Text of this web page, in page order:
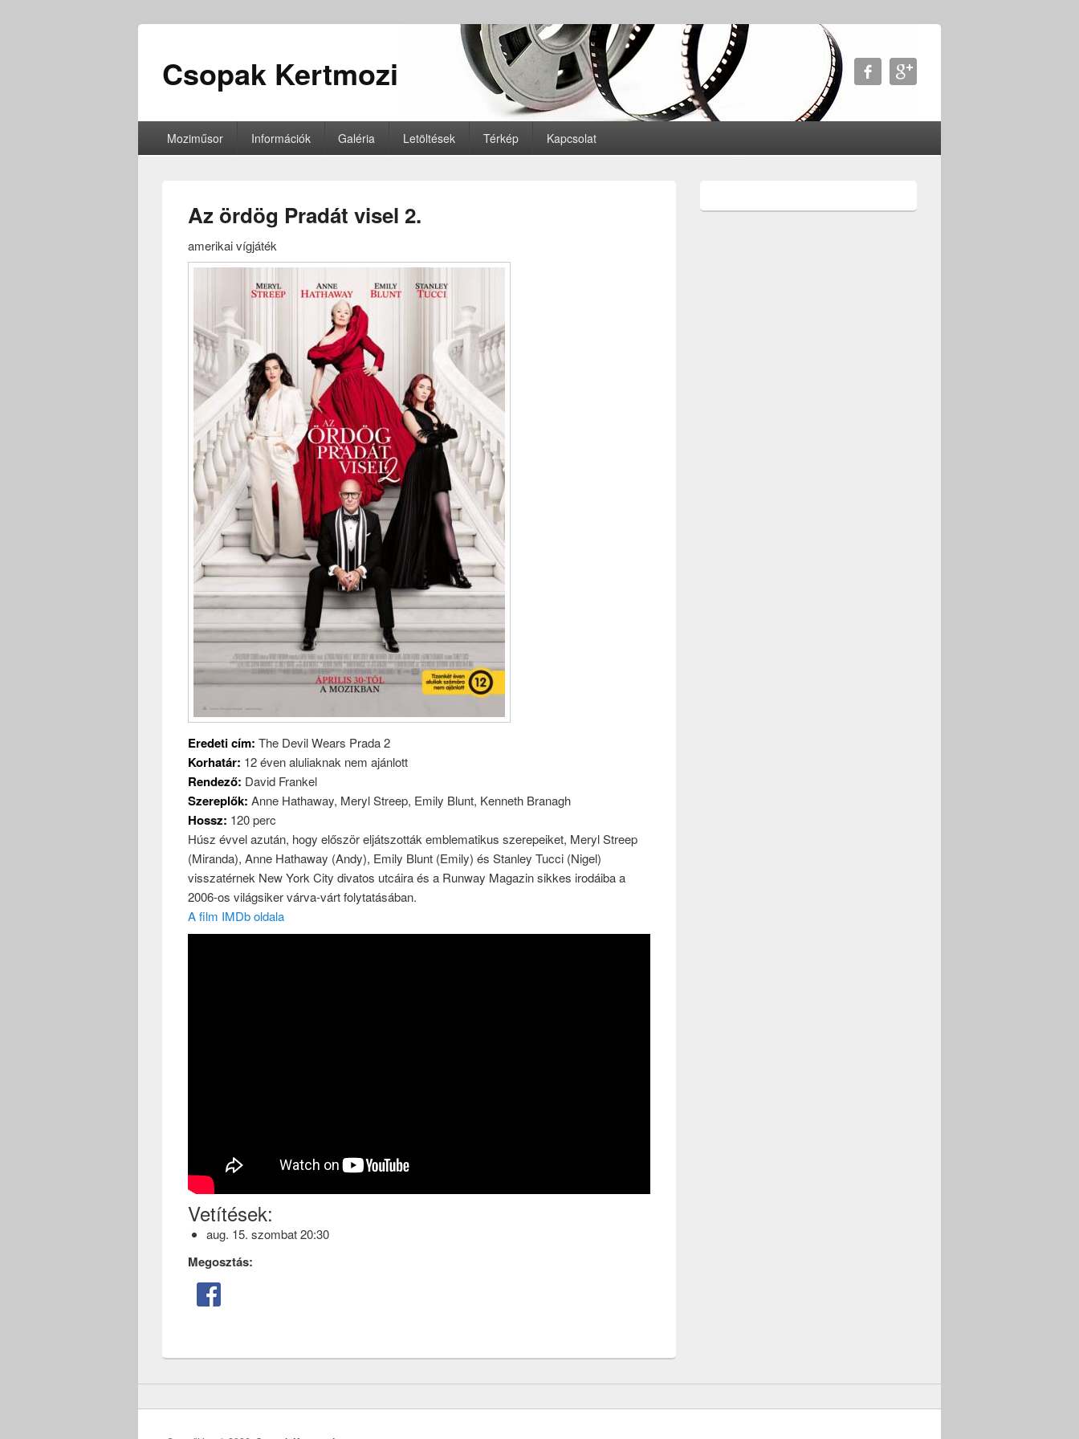
Csopak Kertmozi
Moziműsor Információk Galéria Letöltések Térkép Kapcsolat
Az ördög Pradát visel 2.
amerikai vígjáték
Eredeti cím: The Devil Wears Prada 2
Korhatár: 12 éven aluliaknak nem ajánlott
Rendező: David Frankel
Szereplők: Anne Hathaway, Meryl Streep, Emily Blunt, Kenneth Branagh
Hossz: 120 perc
Húsz évvel azután, hogy először eljátszották emblematikus szerepeiket, Meryl Streep
(Miranda), Anne Hathaway (Andy), Emily Blunt (Emily) és Stanley Tucci (Nigel)
visszatérnek New York City divatos utcáira és a Runway Magazin sikkes irodáiba a
2006-os világsiker várva-várt folytatásában.
A film IMDb oldala
Vetítések:
aug. 15. szombat 20:30
Megosztás: